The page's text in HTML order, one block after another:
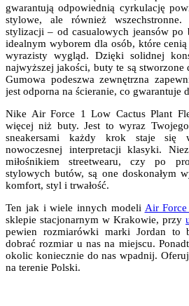
gwarantują odpowiednią cyrkulację
stylowe, ale również
stylizacji – od casualowych jeansów po
idealnym wyborem dla osób, które
wyrazisty wygląd. Dzięki solidnej
najwyższej jakości, buty te są
Gumowa podeszwa zewnętrzna
jest odporna na ścieranie, co gwarantuje
Nike Air Force 1 Low Cactus Plant
więcej niż buty. Jest to wyraz
sneakersami każdy krok staje się
nowoczesnej interpretacji klasyki.
miłośnikiem streetwearu, czy po
stylowych butów, są one doskonałym
komfort, styl i trwałość.
Ten jak i wiele innych modeli Air Force
sklepie stacjonarnym w Krakowie, przy
pewien rozmiarówki marki Jordan to
dobrać rozmiar u nas na miejscu.
okolic koniecznie do nas wpadnij.
na terenie Polski.